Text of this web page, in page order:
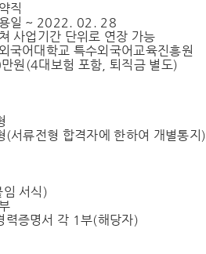
직
일 ~ 2022. 02. 28
사업기간 단위로 연장 가능
국어대학교 특수외국어교육진흥원
원(4대보험 포함, 퇴직금 별도)
(서류전형 합격자에 한하여 개별통지)
서식)
력증명서 각 1부(해당자)